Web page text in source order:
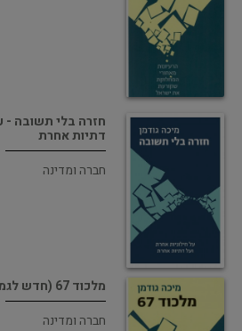
חזרה בלי תשובה -
דתיות אחרת
חברה ומדינה
מלכוד 67 (חדש לגמרי!)
חברה ומדינה